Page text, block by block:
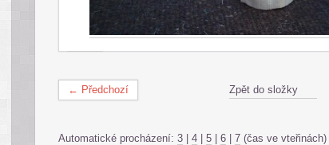
← Předchozí Zpět do složky
Automatické procházení: 3 4 5 6 7 (čas ve vteřinách)